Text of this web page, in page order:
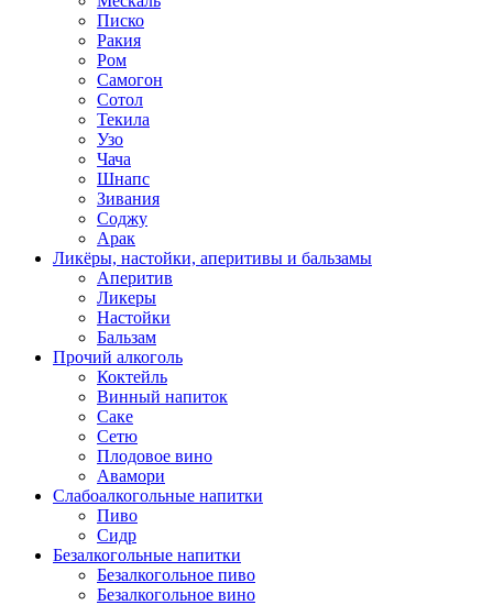
Писко
Ракия
Ром
Самогон
Сотол
Текила
Узо
Чача
Шнапс
Зивания
Соджу
Арак
Ликёры, настойки, аперитивы и бальзамы
Аперитив
Ликеры
Настойки
Бальзам
Прочий алкоголь
Коктейль
Винный напиток
Саке
Сетю
Плодовое вино
Авамори
Слабоалкогольные напитки
Пиво
Сидр
Безалкогольные напитки
Безалкогольное пиво
Безалкогольное вино